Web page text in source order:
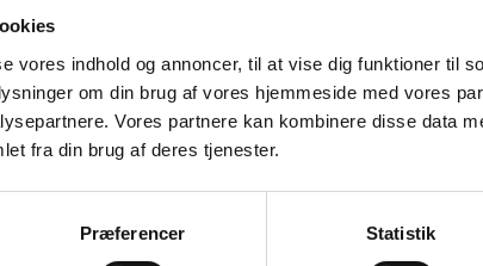
vores indhold og annoncer, til at vise dig funktioner til
om din brug af vores hjemmeside med vores
Vores partnere kan kombinere disse data
fra din brug af deres tjenester.
Præferencer Statistik